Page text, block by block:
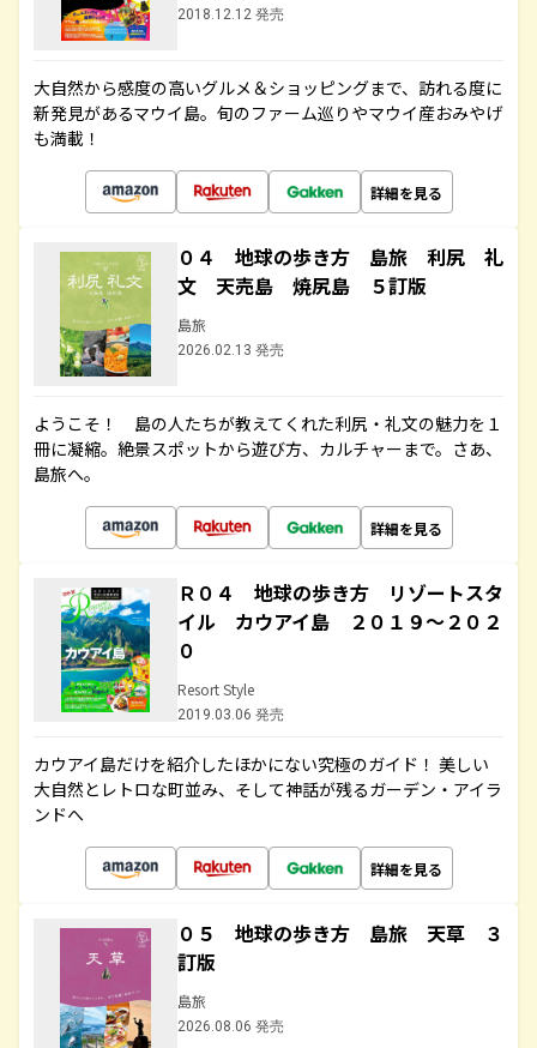
2018.12.12 発売
大自然から感度の高いグルメ＆ショッピングまで、訪れる度に
新発見があるマウイ島。旬のファーム巡りやマウイ産おみやげ
も満載！
詳細を見る
０４ 地球の歩き方 島旅 利尻 礼
文 天売島 焼尻島 ５訂版
島旅
2026.02.13 発売
ようこそ！ 島の人たちが教えてくれた利尻・礼文の魅力を１
冊に凝縮。絶景スポットから遊び方、カルチャーまで。さあ、
島旅へ。
詳細を見る
Ｒ０４ 地球の歩き方 リゾートスタ
イル カウアイ島 ２０１９～２０２
０
Resort Style
2019.03.06 発売
カウアイ島だけを紹介したほかにない究極のガイド！ 美しい
大自然とレトロな町並み、そして神話が残るガーデン・アイラ
ンドへ
詳細を見る
０５ 地球の歩き方 島旅 天草 ３
訂版
島旅
2026.08.06 発売